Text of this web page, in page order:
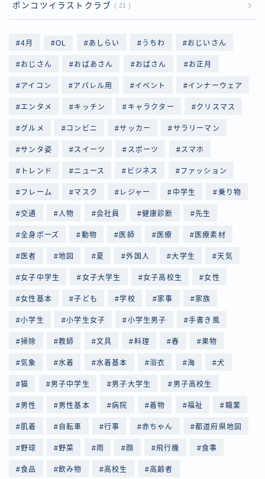
Follow Me
ポンコツイラストクラブ 21
4月 OL あしらい うちわ おじいさん
おじさん おばあさん おばさん お正月
アイコン アパレル用 イベント インナーウェア
エンタメ キッチン キャラクター クリスマス
グルメ コンビニ サッカー サラリーマン
サンタ姿 スイーツ スポーツ スマホ
トレンド ニュース ビジネス ファッション
フレーム マスク レジャー 中学生 乗り物
交通 人物 会社員 健康診断 先生
全身ポーズ 動物 医師 医療 医療素材
医者 地図 夏 外国人 大学生 天気
女子中学生 女子大学生 女子高校生 女性
女性基本 子ども 学校 家事 家族
小学生 小学生女子 小学生男子 手書き風
掃除 教師 文具 料理 春 果物
気象 水着 水着基本 浴衣 海 犬
猫 男子中学生 男子大学生 男子高校生
男性 男性基本 病院 着物 福祉 職業
肌着 自転車 行事 赤ちゃん 都道府県地図
野球 野菜 雨 顔 飛行機 食事
食品 飲み物 高校生 高齢者